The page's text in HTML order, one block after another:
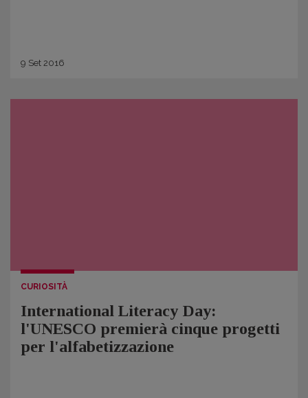
9 Set 2016
CURIOSITÀ
International Literacy Day:
l'UNESCO premierà cinque progetti
per l'alfabetizzazione